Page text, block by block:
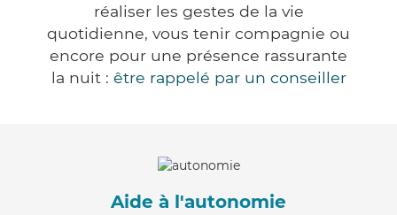
réaliser les gestes de la vie
quotidienne, vous tenir compagnie ou
encore pour une présence rassurante
la nuit : être rappelé par un conseiller
Aide à l'autonomie